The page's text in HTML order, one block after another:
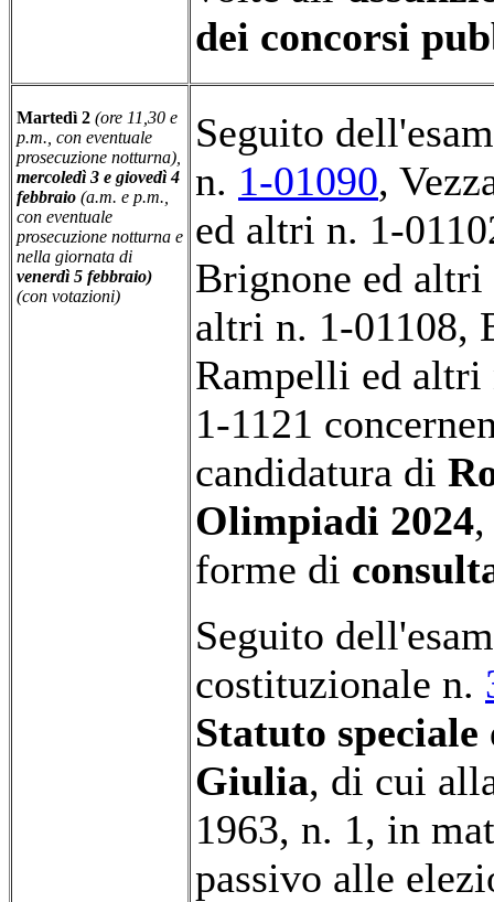
dei concorsi
Martedì 2 (ore 11,30 e
p.m., con eventuale
prosecuzione notturna),
mercoledì 3 e giovedì 4
febbraio (a.m. e p.m.,
con eventuale
prosecuzione notturna e
nella giornata di
venerdì 5 febbraio)
(con votazioni)
Seguito
n. 1-01090,
ed altri n. 1-
Brignone ed altri
altri n. 1-01108,
Rampelli ed altri
1-1121
candidatura di
Olimpiadi 2024
forme di
Seguito
costituzionale n.
Statuto speciale
Giulia, di cui
1963, n. 1, in
passivo alle